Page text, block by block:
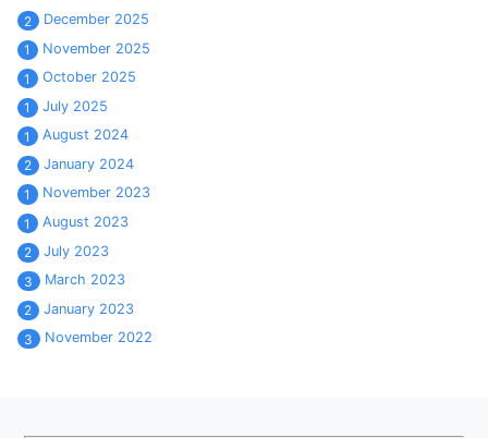
2
December 2025
1
November 2025
1
October 2025
1
July 2025
1
August 2024
2
January 2024
1
November 2023
1
August 2023
2
July 2023
3
March 2023
2
January 2023
3
November 2022